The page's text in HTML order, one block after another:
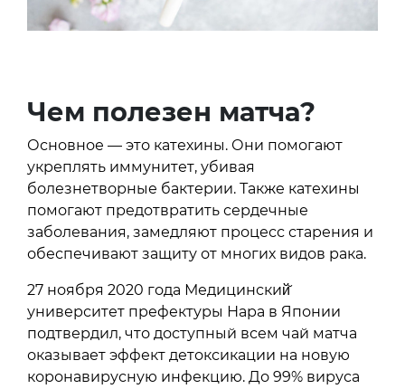
Чем полезен матча?
Основное — это катехины. Они помогают
укреплять иммунитет, убивая
болезнетворные бактерии. Также катехины
помогают предотвратить сердечные
заболевания, замедляют процесс старения и
обеспечивают защиту от многих видов рака.
27 ноября 2020 года Медицинский̆
университет префектуры Нара в Японии
подтвердил, что доступный всем чай матча
оказывает эффект детоксикации на новую
коронавирусную инфекцию. До 99% вируса